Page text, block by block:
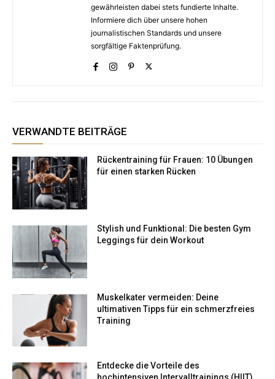
gewährleisten dabei stets fundierte Inhalte.
Informiere dich über unsere hohen
journalistischen Standards und unsere
sorgfältige Faktenprüfung.
VERWANDTE BEITRÄGE
Rückentraining für Frauen: 10 Übungen
für einen starken Rücken
Stylish und Funktional: Die besten Gym
Leggings für dein Workout
Muskelkater vermeiden: Deine
ultimativen Tipps für ein schmerzfreies
Training
Entdecke die Vorteile des